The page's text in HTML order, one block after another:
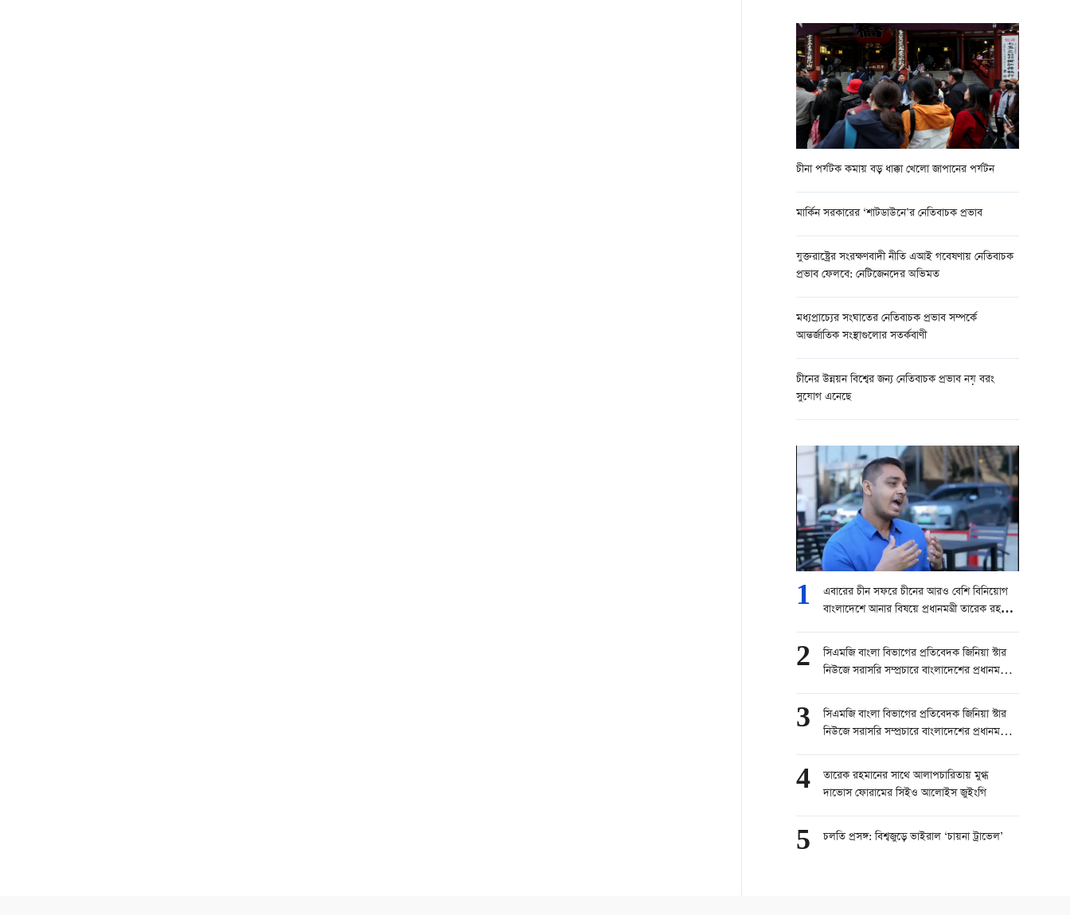
চীনা পর্যটক কমায় বড় ধাক্কা খেলো জাপানের পর্যটন
মার্কিন সরকারের ‘শাটডাউনে’র নেতিবাচক প্রভাব
যুক্তরাষ্ট্রের সংরক্ষণবাদী নীতি এআই গবেষণায় নেতিবাচক
প্রভাব ফেলবে: নেটিজেনদের অভিমত
মধ্যপ্রাচ্যের সংঘাতের নেতিবাচক প্রভাব সম্পর্কে
আন্তর্জাতিক সংস্থাগুলোর সতর্কবাণী
চীনের উন্নয়ন বিশ্বের জন্য নেতিবাচক প্রভাব নয় বরং
সুযোগ এনেছে
1
এবারের চীন সফরে চীনের আরও বেশি বিনিয়োগ
বাংলাদেশে আনার বিষয়ে প্রধানমন্ত্রী তারেক রহমান
সিনিয়র রিপোর্টার, চ্যানেল ২৪
2
সিএমজি বাংলা বিভাগের প্রতিবেদক জিনিয়া স্টার
নিউজে সরাসরি সম্প্রচারে বাংলাদেশের প্রধানমন্ত্রী
part 1
3
সিএমজি বাংলা বিভাগের প্রতিবেদক জিনিয়া স্টার
নিউজে সরাসরি সম্প্রচারে বাংলাদেশের প্রধানমন্ত্রী
part 2
4
তারেক রহমানের সাথে আলাপচারিতায় মুগ্ধ
দাভোস ফোরামের সিইও আলোইস জুইংগি
5 চলতি প্রসঙ্গ: বিশ্বজুড়ে ভাইরাল ‘চায়না ট্রাভেল’